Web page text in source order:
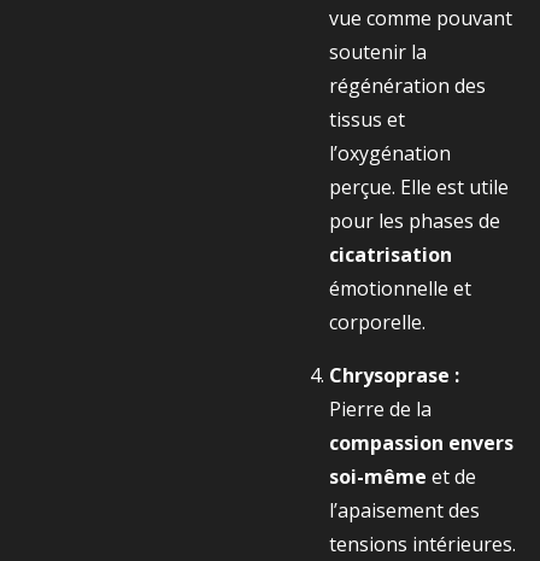
vue comme pouvant
soutenir la
régénération des
tissus et
l’oxygénation
perçue. Elle est utile
pour les phases de
cicatrisation
émotionnelle et
corporelle.
Chrysoprase :
Pierre de la
compassion envers
soi-même et de
l’apaisement des
tensions intérieures.